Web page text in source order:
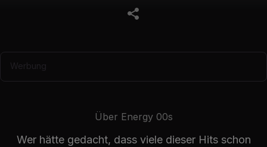
Werbung
Über Energy 00s
Wer hätte gedacht, dass viele dieser Hits schon